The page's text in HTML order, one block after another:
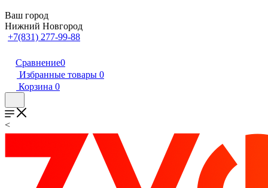
Ваш город
Нижний Новгород
+7(831) 277-99-88
Сравнение0
Избранные товары 0
Корзина 0
<